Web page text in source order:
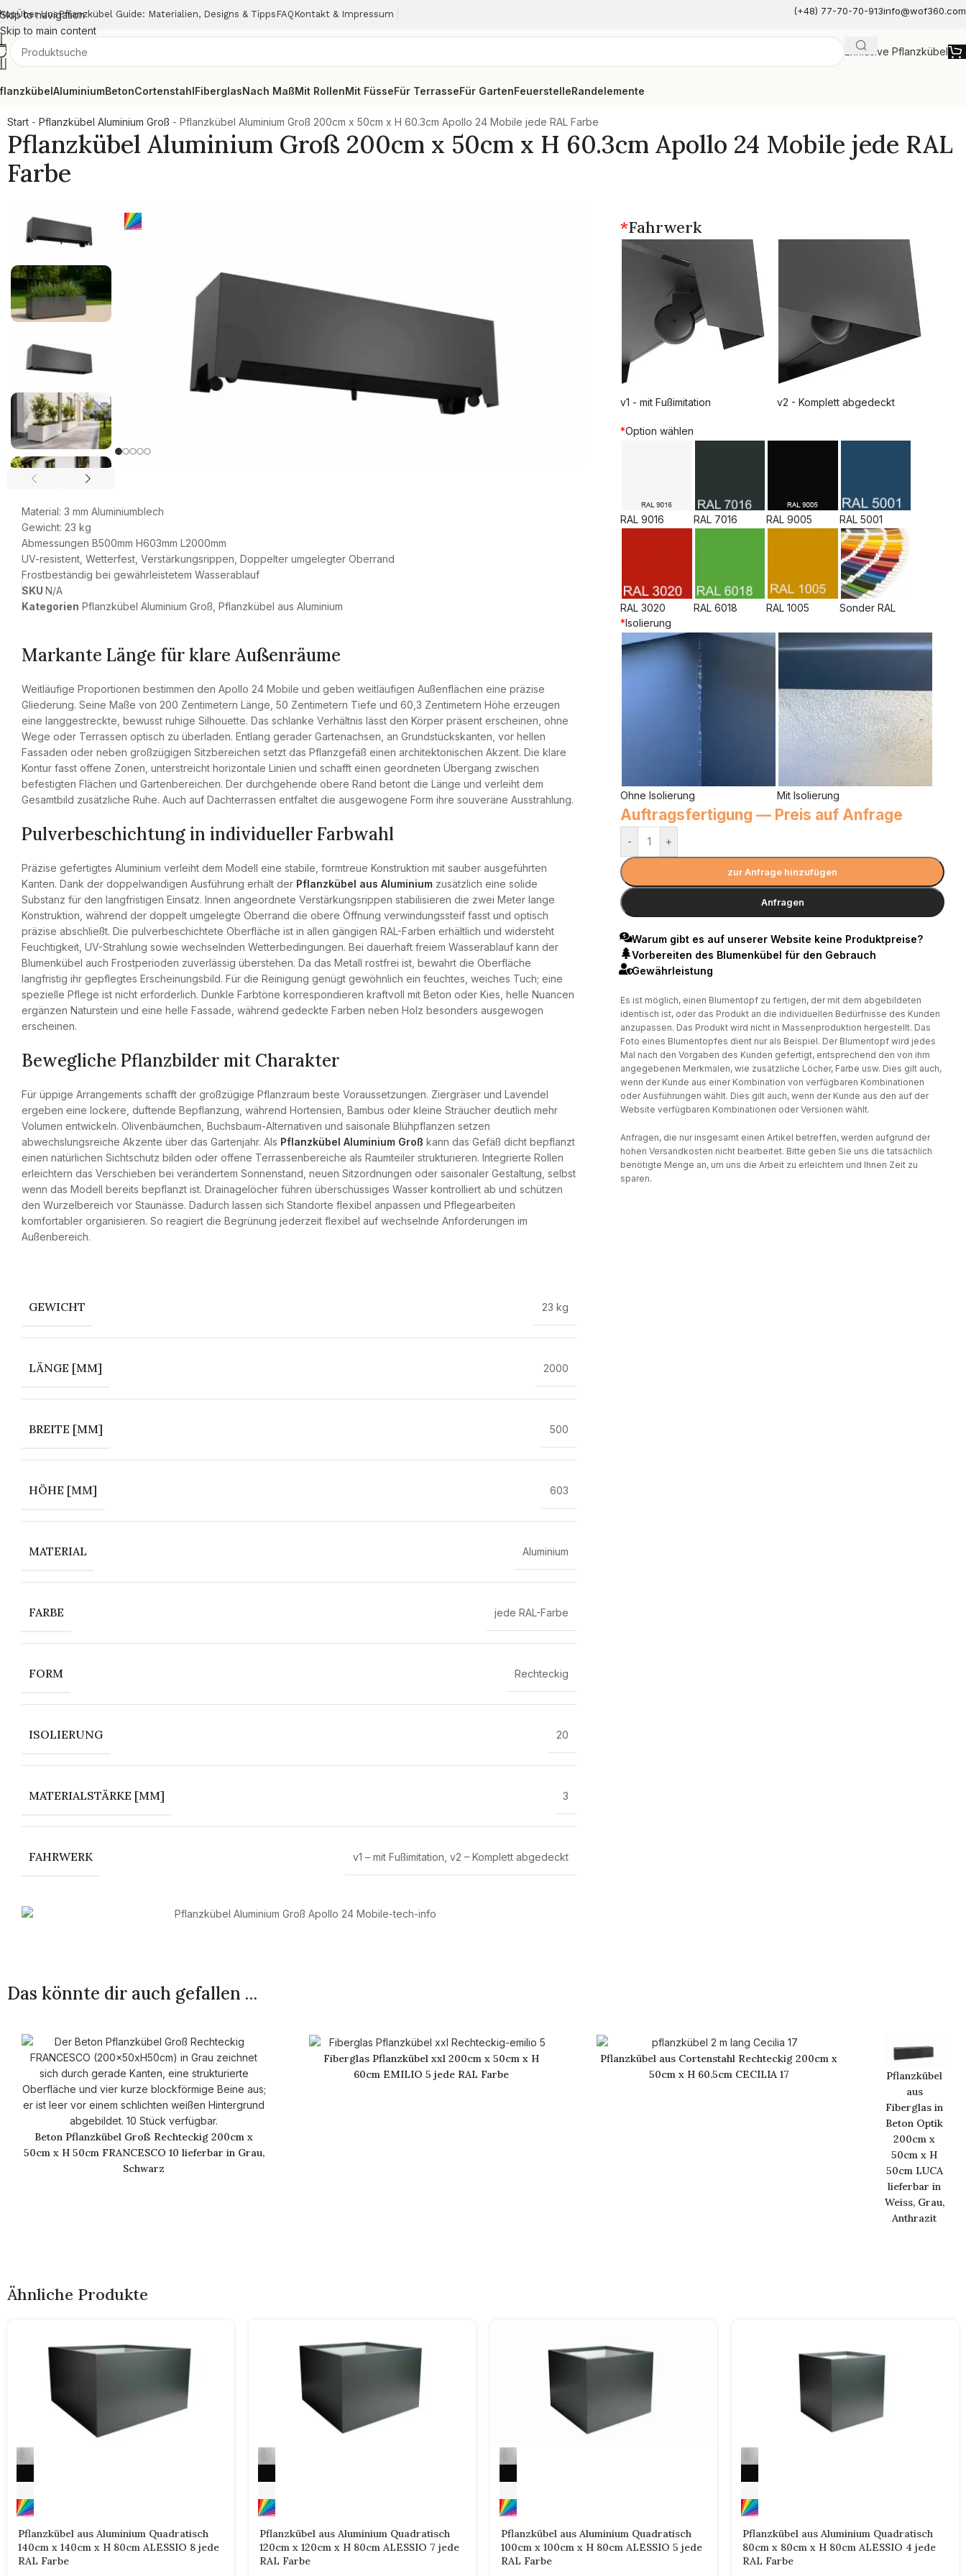
Skip to navigation
Skip to main content
Über UnsPflanzkübel Guide: Materialien, Designs & Tipps FAQ Kontakt & Impressum (+48) 77-70-70-913info@wof360.com
Exklusive Pflanzkübel
AluminiumBetonCortenstahlFiberglasNach MaßMit RollenMit FüsseFür TerrasseFür GartenFeuerstelleRandelemente
Start - Pflanzkübel Aluminium Groß - Pflanzkübel Aluminium Groß 200cm x 50cm x H 60.3cm Apollo 24 Mobile jede RAL Farbe
Pflanzkübel Aluminium Groß 200cm x 50cm x H 60.3cm Apollo 24 Mobile jede RAL
Farbe
Material: 3 mm Aluminiumblech
Gewicht: 23 kg
Abmessungen B500mm H603mm L2000mm
UV-resistent, Wetterfest, Verstärkungsrippen, Doppelter umgelegter Oberrand
Frostbeständig bei gewährleistetem Wasserablauf
SKU N/A
Kategorien Pflanzkübel Aluminium Groß Pflanzkübel aus Aluminium
Markante Länge für klare Außenräume
Weitläufige Proportionen bestimmen den Apollo 24 Mobile und geben weitläufigen Außenflächen eine präzise
Gliederung. Seine Maße von 200 Zentimetern Länge, 50 Zentimetern Tiefe und 60,3 Zentimetern Höhe erzeugen
eine langgestreckte, bewusst ruhige Silhouette. Das schlanke Verhältnis lässt den Körper präsent erscheinen, ohne
Wege oder Terrassen optisch zu überladen. Entlang gerader Gartenachsen, an Grundstückskanten, vor hellen
Fassaden oder neben großzügigen Sitzbereichen setzt das Pflanzgefäß einen architektonischen Akzent. Die klare
Kontur fasst offene Zonen, unterstreicht horizontale Linien und schafft einen geordneten Übergang zwischen
befestigten Flächen und Gartenbereichen. Der durchgehende obere Rand betont die Länge und verleiht dem
Gesamtbild zusätzliche Ruhe. Auch auf Dachterrassen entfaltet die ausgewogene Form ihre souveräne Ausstrahlung.
Pulverbeschichtung in individueller Farbwahl
Präzise gefertigtes Aluminium verleiht dem Modell eine stabile, formtreue Konstruktion mit sauber ausgeführten
Kanten. Dank der doppelwandigen Ausführung erhält der Pflanzkübel aus Aluminium zusätzlich eine solide
Substanz für den langfristigen Einsatz. Innen angeordnete Verstärkungsrippen stabilisieren die zwei Meter lange
Konstruktion, während der doppelt umgelegte Oberrand die obere Öffnung verwindungssteif fasst und optisch
präzise abschließt. Die pulverbeschichtete Oberfläche ist in allen gängigen RAL-Farben erhältlich und widersteht
Feuchtigkeit, UV-Strahlung sowie wechselnden Wetterbedingungen. Bei dauerhaft freiem Wasserablauf kann der
Blumenkübel auch Frostperioden zuverlässig überstehen. Da das Metall rostfrei ist, bewahrt die Oberfläche
langfristig ihr gepflegtes Erscheinungsbild. Für die Reinigung genügt gewöhnlich ein feuchtes, weiches Tuch; eine
spezielle Pflege ist nicht erforderlich. Dunkle Farbtöne korrespondieren kraftvoll mit Beton oder Kies, helle Nuancen
ergänzen Naturstein und eine helle Fassade, während gedeckte Farben neben Holz besonders ausgewogen
erscheinen.
Bewegliche Pflanzbilder mit Charakter
Für üppige Arrangements schafft der großzügige Pflanzraum beste Voraussetzungen. Ziergräser und Lavendel
ergeben eine lockere, duftende Bepflanzung, während Hortensien, Bambus oder kleine Sträucher deutlich mehr
Volumen entwickeln. Olivenbäumchen, Buchsbaum-Alternativen und saisonale Blühpflanzen setzen
abwechslungsreiche Akzente über das Gartenjahr. Als Pflanzkübel Aluminium Groß kann das Gefäß dicht bepflanzt
einen natürlichen Sichtschutz bilden oder offene Terrassenbereiche als Raumteiler strukturieren. Integrierte Rollen
erleichtern das Verschieben bei verändertem Sonnenstand, neuen Sitzordnungen oder saisonaler Gestaltung, selbst
wenn das Modell bereits bepflanzt ist. Drainagelöcher führen überschüssiges Wasser kontrolliert ab und schützen
den Wurzelbereich vor Staunässe. Dadurch lassen sich Standorte flexibel anpassen und Pflegearbeiten
komfortabler organisieren. So reagiert die Begrünung jederzeit flexibel auf wechselnde Anforderungen im
Außenbereich.
GEWICHT 23 kg
LÄNGE [MM] 2000
BREITE [MM] 500
HÖHE [MM] 603
MATERIAL Aluminium
FARBE jede RAL-Farbe
FORM Rechteckig
ISOLIERUNG 20
MATERIALSTÄRKE [MM] 3
FAHRWERK v1 – mit Fußimitation v2 – Komplett abgedeckt
*Fahrwerk
v1 - mit Fußimitation v2 - Komplett abgedeckt
*Option wählen
RAL 9016 RAL 7016 RAL 9005 RAL 5001
RAL 3020 RAL 6018 RAL 1005
Sonder RAL
*Isolierung
Ohne Isolierung Mit Isolierung
Auftragsfertigung — Preis auf Anfrage
- +
zur Anfrage hinzufügen
Anfragen
Warum gibt es auf unserer Website keine Produktpreise?
Vorbereiten des Blumenkübel für den Gebrauch
Gewährleistung
Es ist möglich, einen Blumentopf zu fertigen, der mit dem abgebildeten
identisch ist, oder das Produkt an die individuellen Bedürfnisse des Kunden
anzupassen. Das Produkt wird nicht in Massenproduktion hergestellt. Das
Foto eines Blumentopfes dient nur als Beispiel. Der Blumentopf wird jedes
Mal nach den Vorgaben des Kunden gefertigt, entsprechend den von ihm
angegebenen Merkmalen, wie zusätzliche Löcher, Farbe usw. Dies gilt auch,
wenn der Kunde aus einer Kombination von verfügbaren Kombinationen
oder Ausführungen wählt. Dies gilt auch, wenn der Kunde aus den auf der
Website verfügbaren Kombinationen oder Versionen wählt.
Anfragen, die nur insgesamt einen Artikel betreffen, werden aufgrund der
hohen Versandkosten nicht bearbeitet. Bitte geben Sie uns die tatsächlich
benötigte Menge an, um uns die Arbeit zu erleichtern und Ihnen Zeit zu
sparen.
Das könnte dir auch gefallen …
Beton Pflanzkübel Groß Rechteckig 200cm x
50cm x H 50cm FRANCESCO 10 lieferbar in Grau,
Schwarz
Fiberglas Pflanzkübel xxl 200cm x 50cm x H
60cm EMILIO 5 jede RAL Farbe
Pflanzkübel aus Cortenstahl Rechteckig 200cm x
50cm x H 60.5cm CECILIA 17
Pflanzkübel
aus
Fiberglas in
Beton Optik
200cm x
50cm x H
50cm LUCA
lieferbar in
Weiss, Grau,
Anthrazit
Ähnliche Produkte
Pflanzkübel aus Aluminium Quadratisch
140cm x 140cm x H 80cm ALESSIO 8 jede
RAL Farbe
Pflanzkübel aus Aluminium Quadratisch
120cm x 120cm x H 80cm ALESSIO 7 jede
RAL Farbe
Pflanzkübel aus Aluminium Quadratisch
100cm x 100cm x H 80cm ALESSIO 5 jede
RAL Farbe
Pflanzkübel aus Aluminium Quadratisch
80cm x 80cm x H 80cm ALESSIO 4 jede
RAL Farbe